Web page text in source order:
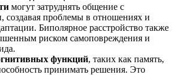
могут затруднять общение с
проблемы в отношениях и
Биполярное расстройство также
риском самоповреждения и
функций, таких как память,
принимать решения. Это